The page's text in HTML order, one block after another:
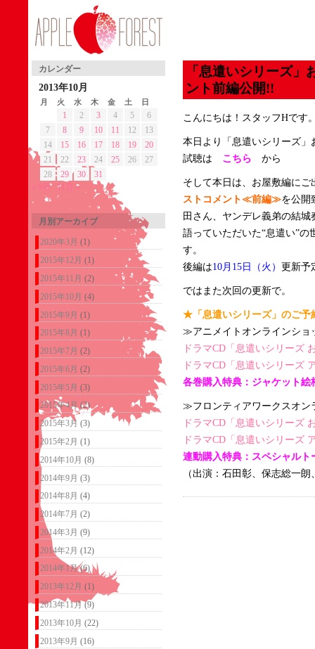
カレンダー
2013年10月
月 火 水 木 金 土 日
1 2 3 4 5
6
7
8 9 10 11 12
13
14
15 16 17 18 19
20
21
22 23 24 25 26
27
28
29 30
31
« 9月
11月 »
月別アーカイブ
2020年3月 (1)
2015年12月 (1)
2015年11月 (2)
2015年10月 (4)
2015年9月 (1)
2015年8月 (1)
2015年7月 (2)
2015年6月 (2)
2015年5月 (3)
2015年4月 (2)
2015年3月 (3)
2015年2月 (1)
2014年10月 (8)
2014年9月 (3)
2014年8月 (4)
2014年7月 (2)
2014年3月 (9)
2014年2月 (12)
2014年1月(6)
2013年12月 (1)
2013年11月 (9)
2013年10月 (22)
2013年9月 (16)
「息遣いシリーズ
ント前編公開!!
こんにちは！スタッフHです
本日より「息遣いシリーズ
試聴は こちら から
そして本日は、お屋敷編にご
ストコメント≪前編≫を公開
田さん、ヤンデレ義弟の結
語っていただいた“息遣い”
す。
後編は10月15日（火） 更新予
ではまた次回の更新で。
★「息遣いシリーズ」のご予
≫アニメイトオンラインショ
ドラマCD「息遣いシリーズ
ドラマCD「息遣いシリーズ
各巻購入特典：ジャケット絵
≫フロンティアワークスオン
ドラマCD「息遣いシリーズ
ドラマCD「息遣いシリーズ
連動購入特典：スペシャルト
（出演：石田彰、保志総一